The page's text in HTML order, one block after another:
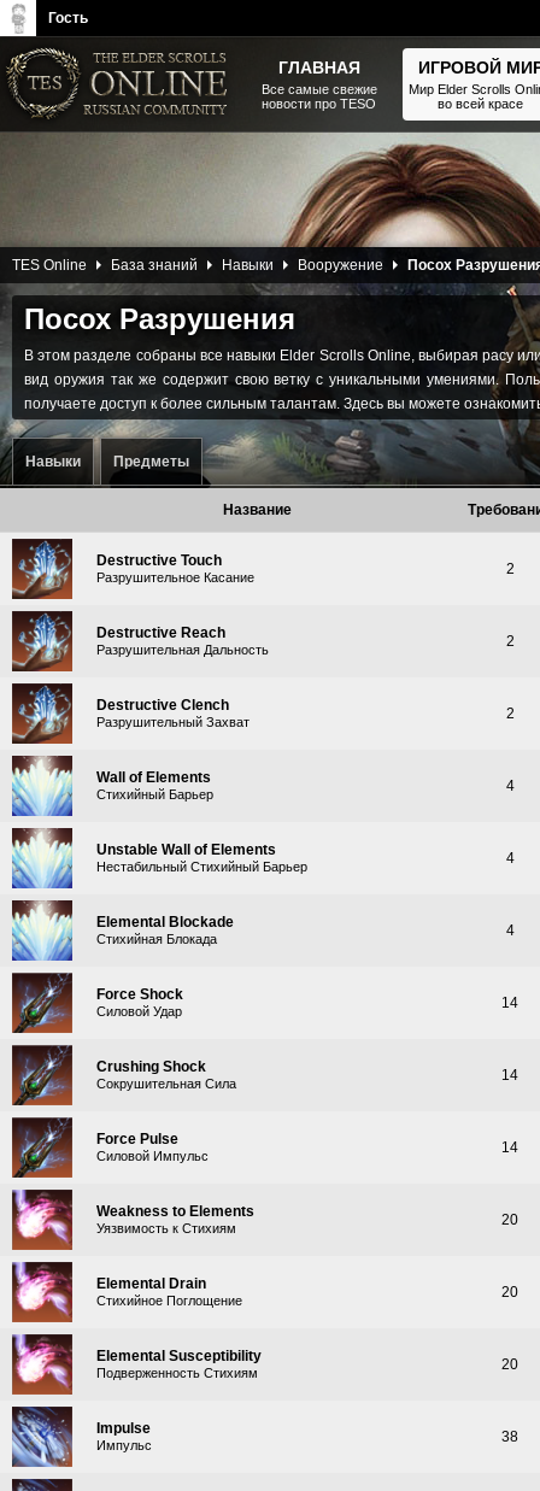
Навыки Предметы
Посох Разрушения
В этом разделе собраны все навыки Elder Scrolls Online, выбирая расу
вид оружия так же содержит свою ветку с уникальными умениями.
получаете доступ к более сильным талантам. Здесь вы можете
TES Online База знаний Навыки Вооружение Посох
Название
Destructive Touch
Разрушительное Касание 2
Destructive Reach
Разрушительная Дальность 2
Destructive Clench
Разрушительный Захват 2
Wall of Elements
Стихийный Барьер 4
Unstable Wall of Elements
Нестабильный Стихийный Барьер 4
Elemental Blockade
Стихийная Блокада 4
Force Shock
Силовой Удар 14
Crushing Shock
Сокрушительная Сила 14
Force Pulse
Силовой Импульс 14
Weakness to Elements
Уязвимость к Стихиям 20
Elemental Drain
Стихийное Поглощение 20
Elemental Susceptibility
Подверженность Стихиям 20
Impulse
Импульс 38
ГЛАВНАЯ
Все самые свежие
новости про TESO
ИГРОВОЙ
Мир Elder Scrolls
во всей красе
Гость